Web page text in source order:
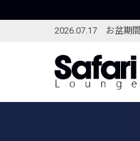
2026.07.17 お盆期